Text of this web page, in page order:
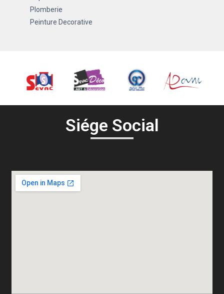
Plomberie
Peinture Decorative
Siége Social